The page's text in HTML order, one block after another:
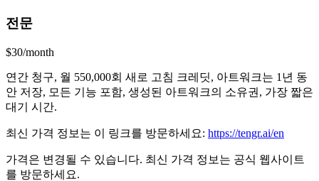
전문
$30/month
연간 청구, 월 550,000회 새로 고침 크레딧, 아트워크는 1년 동
안 저장, 모든 기능 포함, 생성된 아트워크의 소유권, 가장 짧은
대기 시간.
최신 가격 정보는 이 링크를 방문하세요: https://tengr.ai/en
가격은 변경될 수 있습니다. 최신 가격 정보는 공식 웹사이트
를 방문하세요.